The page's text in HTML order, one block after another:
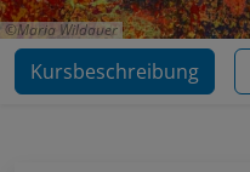
Maria Wildauer
Kursbeschreibung